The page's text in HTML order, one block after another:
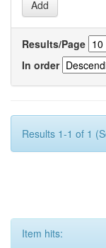
Results/Page
In order
Results 1-1 of 1
Item hits: